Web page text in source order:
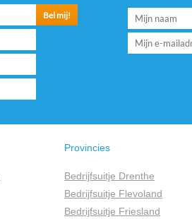
Provincies
Bedrijfsuitje Drenthe
Bedrijfsuitje Flevoland
Bedrijfsuitje Friesland